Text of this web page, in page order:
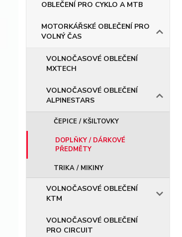
OBLEČENÍ PRO CYKLO A MTB
MOTORKÁŘSKÉ OBLEČENÍ PRO
VOLNÝ ČAS
VOLNOČASOVÉ OBLEČENÍ
MXTECH
VOLNOČASOVÉ OBLEČENÍ
ALPINESTARS
ČEPICE / KŠILTOVKY
DOPLŇKY / DÁRKOVÉ
PŘEDMĚTY
TRIKA / MIKINY
VOLNOČASOVÉ OBLEČENÍ
KTM
VOLNOČASOVÉ OBLEČENÍ
PRO CIRCUIT